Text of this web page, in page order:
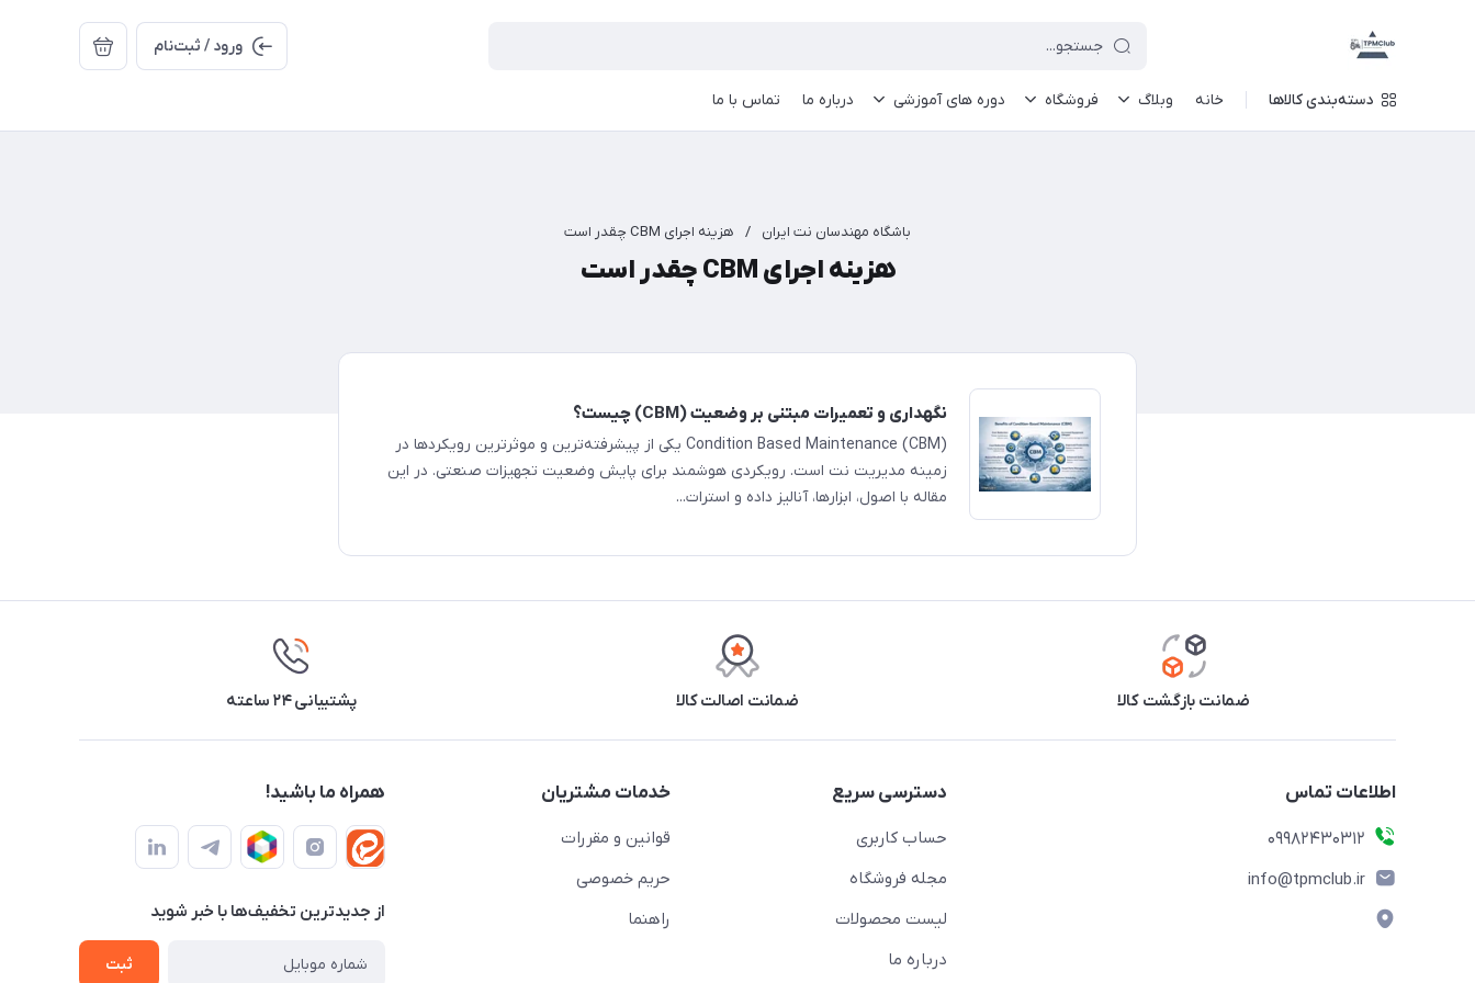
ورود / ثبت‌نام
دسته‌بندی کالاها خانه وبلاگ فروشگاه دوره های آموزشی درباره ما تماس با ما
باشگاه مهندسان نت ایران / هزینه اجرای CBM چقدر است
هزینه اجرای CBM چقدر است
نگهداری و تعمیرات مبتنی بر وضعیت (CBM) چیست؟
Condition Based Maintenance (CBM) یکی از پیشرفته‌ترین و موثرترین رویکردها در
زمینه مدیریت نت است. رویکردی هوشمند برای پایش وضعیت تجهیزات صنعتی. در این
مقاله با اصول، ابزارها، آنالیز داده و استرات...
ضمانت بازگشت کالا ضمانت اصالت کالا پشتیبانی ۲۴ ساعته
اطلاعات تماس
09982430312
info@tpmclub.ir
دسترسی سریع
حساب کاربری
مجله فروشگاه
لیست محصولات
درباره ما
خدمات مشتریان
قوانین و مقررات
حریم خصوصی
راهنما
همراه ما باشید!
از جدید‌ترین تخفیف‌ها با‌ خبر شوید
ثبت